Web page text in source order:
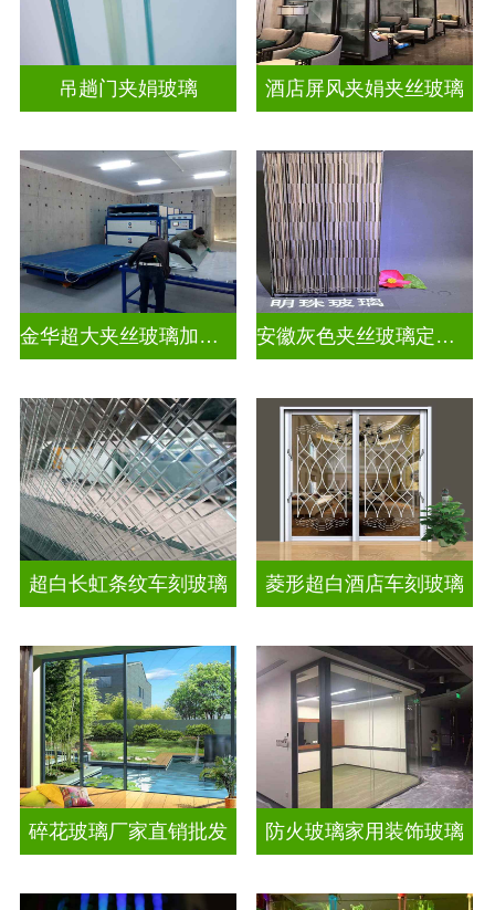
吊趟门夹娟玻璃 酒店屏风夹娟夹丝玻璃
金华超大夹丝玻璃加工店 安徽灰色夹丝玻璃定做厂
超白长虹条纹车刻玻璃 菱形超白酒店车刻玻璃
碎花玻璃厂家直销批发 防火玻璃家用装饰玻璃